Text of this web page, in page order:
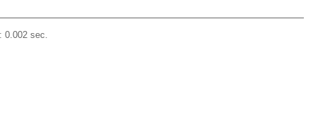
0.002 sec.